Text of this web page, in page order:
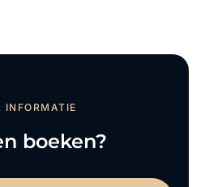
INFORMATIE
boeken?